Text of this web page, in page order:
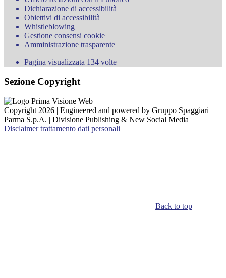
Dichiarazione di accessibilità
Obiettivi di accessibilità
Whistleblowing
Gestione consensi cookie
Amministrazione trasparente
Pagina visualizzata 134 volte
Sezione Copyright
Copyright 2026 | Engineered and powered by Gruppo Spaggiari
Parma S.p.A. | Divisione Publishing & New Social Media
Disclaimer trattamento dati personali
Back to top